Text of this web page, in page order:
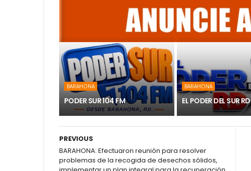
BARAHONA
PODER SUR 104 FM
BARAHONA
EL PODER DEL SUR RD
PREVIOUS
BARAHONA: Efectuaron reunión para resolver
problemas de la recogida de desechos sólidos,